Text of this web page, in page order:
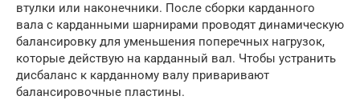
втулки или наконечники. После сборки карданного
вала с карданными шарнирами проводят динамическую
балансировку для уменьшения поперечных нагрузок,
которые действую на карданный вал. Чтобы устранить
дисбаланс к карданному валу приваривают
балансировочные пластины.